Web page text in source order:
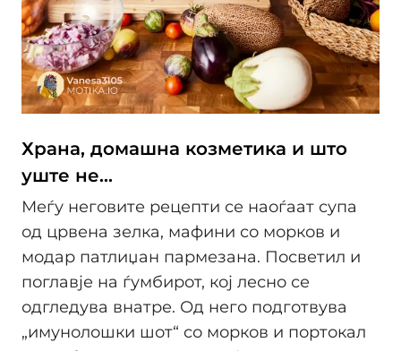
Храна, домашна козметика и што
уште не...
Меѓу неговите рецепти се наоѓаат супа
од црвена зелка, мафини со морков и
модар патлиџан пармезана. Посветил и
поглавје на ѓумбирот, кој лесно се
одгледува внатре. Од него подготвува
„имунолошки шот“ со морков и портокал